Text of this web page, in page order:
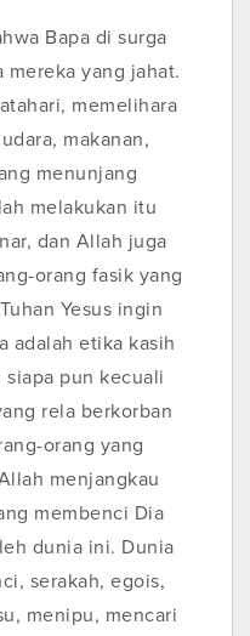
Bapa di surga
yang jahat.
memelihara
makanan,
menunjang
melakukan itu
dan Allah juga
orang fasik yang
Yesus ingin
adalah etika kasih
pun kecuali
rela berkorban
orang yang
menjangkau
membenci Dia
dunia ini. Dunia
serakah, egois,
menipu, mencari